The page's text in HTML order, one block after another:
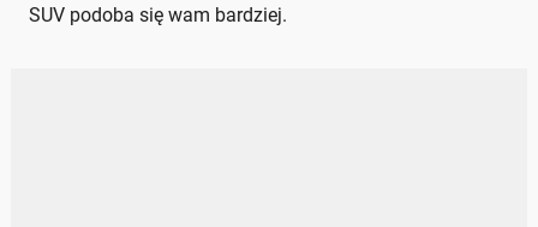
SUV podoba się wam bardziej.